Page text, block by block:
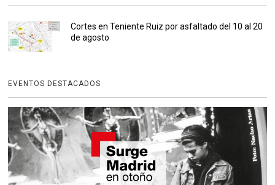
Cortes en Teniente Ruiz por asfaltado del 10 al 20
de agosto
EVENTOS DESTACADOS